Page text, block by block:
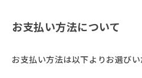
お支払い方法について
お支払い方法は以下よりお選びい